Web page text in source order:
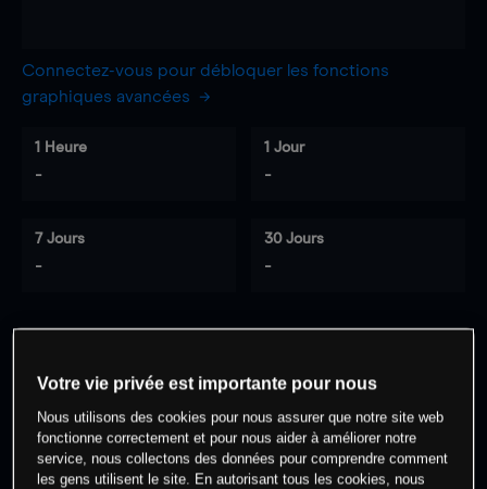
Connectez-vous pour débloquer les fonctions
graphiques avancées
1 Heure
-
1 Jour
-
7 Jours
-
30 Jours
-
cet actif
Commencez à trader
Votre vie privée est importante pour nous
Nous utilisons des cookies pour nous assurer que notre site web
fonctionne correctement et pour nous aider à améliorer notre
service, nous collectons des données pour comprendre comment
les gens utilisent le site. En autorisant tous les cookies, nous